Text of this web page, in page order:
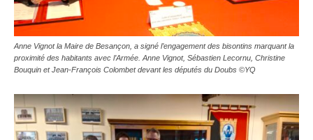
Anne Vignot la Maire de Besançon, a signé l’engagement des bisontins marquant la
proximité des habitants avec l’Armée. Anne Vignot, Sébastien Lecornu, Christine
Bouquin et Jean-François Colombet devant les députés du Doubs ©YQ